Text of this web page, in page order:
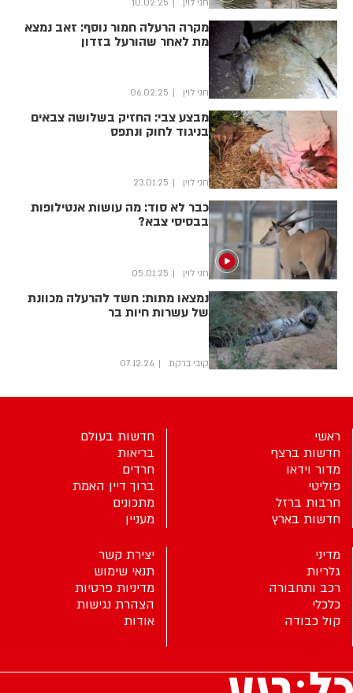
חני לוין 10.02.25
מקרה הרעלה חמור נוסף: זאב נמצא
מת לאחר שהורעל בזדון
חני לוין 06.02.25
מבצע צבי: החזיק בשלושה צבאים
בניגוד לחוק ונתפס
חני לוין 23.01.25
כבר לא סוד: מה עושות אנטילופות
בבסיסי צבא?
חני לוין 05.01.25
נמצאו מתות: חשד להרעלה מכוונת
של עשרות חיות בר
קובי ברקת 07.12.24
ראשי
חדשות ברצף
מדור וידאו
פוליטי
חרבות ברזל
חדשות בארץ
חדשות בעולם
בריאות
חרדים
ברוך דיין האמת
מתכונים
מעניין
מדיני
גלריות
רכב ותחבורה
כלכלי
קול כבודה
יצירת קשר
תנאי שימוש
מדיניות פרטיות
הצהרת נגישות
אודות